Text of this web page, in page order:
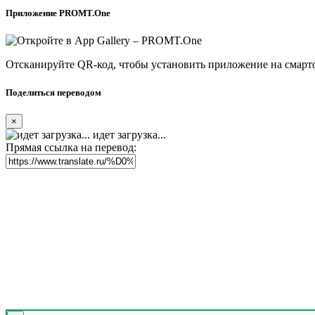
Приложение PROMT.One
Отсканируйте QR-код, чтобы установить приложение на
Поделиться переводом
×
идет загрузка...
Прямая ссылка на перевод: